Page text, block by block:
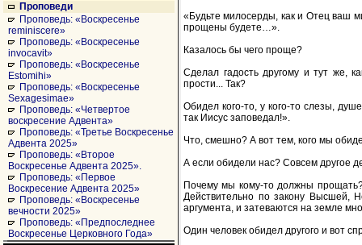
Проповеди
Проповедь: «Воскресенье
reminiscere»
Проповедь: «Воскресенье
invocavit»
Проповедь: «Воскресенье
Estomihi»
Проповедь: «Воскресенье
Sexagesimae»
Проповедь: «Четвертое
воскресение Адвента»
Проповедь: «Третье Воскресенье
Адвента 2025»
Проповедь: «Второе
Воскресенье Адвента 2025».
Проповедь: «Первое
Воскресение Адвента 2025»
Проповедь: «Воскресенье
вечности 2025»
Проповедь: «Предпоследнее
Воскресенье Церковного Года»
«Будьте милосерды, как и Отец ваш
прощены будете…».
Казалось бы чего проще?
Сделал гадость другому и тут же,
прости... Так?
Обидел кого-то, у кого-то слезы,
так Иисус заповедал!».
Что, смешно? А вот тем, кого мы
А если обидели нас? Совсем другое
Почему мы кому-то должны
Действительно по закону Высшей,
аргумента, и затеваются на земле
Один человек обидел другого и вот